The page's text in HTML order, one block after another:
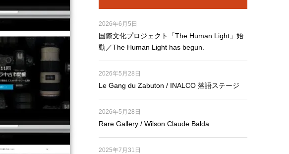
国際文化プロジェクト「The Human Light」始
動／The Human Light has begun.
2026年6月5日
Le Gang du Zabuton / INALCO 落語ステージ
2026年5月28日
Rare Gallery / Wilson Claude Balda
2026年5月28日
2025年7月31日